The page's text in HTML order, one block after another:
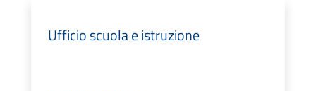
Ufficio scuola e istruzione